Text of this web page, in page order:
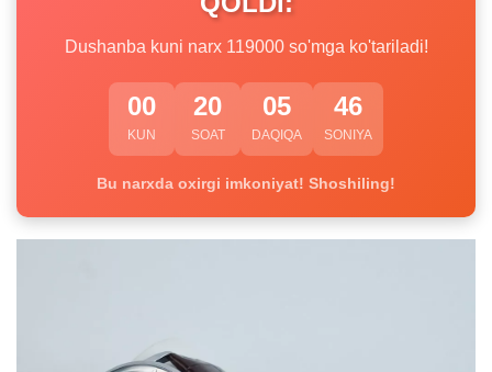
Dushanba kuni narx 119000 so'mga ko'tariladi!
00
KUN
20
SOAT
05
DAQIQA
46
SONIYA
Bu narxda oxirgi imkoniyat! Shoshiling!